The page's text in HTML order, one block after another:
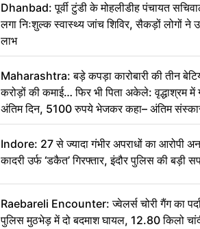
Dhanbad: पूर्वी टुंडी के मोहलीडीह पंचायत
लगा निःशुल्क स्वास्थ्य जांच शिविर, सैकड़ों लोगों ने
लाभ
Maharashtra: बड़े कपड़ा कारोबारी की तीन
करोड़ों की कमाई… फिर भी पिता अकेले: वृद्धाश्रम में
अंतिम दिन, 5100 रुपये भेजकर कहा– अंतिम
दीजिए हम नहीं आ पाएंगे
Indore: 27 से ज्यादा गंभीर अपराधों का आरोपी
कादरी उर्फ ‘डकैत’ गिरफ्तार, इंदौर पुलिस की बड़ी
Raebareli Encounter: ज्वेलर्स चोरी गैंग का
पुलिस मुठभेड़ में दो बदमाश घायल, 12.80 किलो